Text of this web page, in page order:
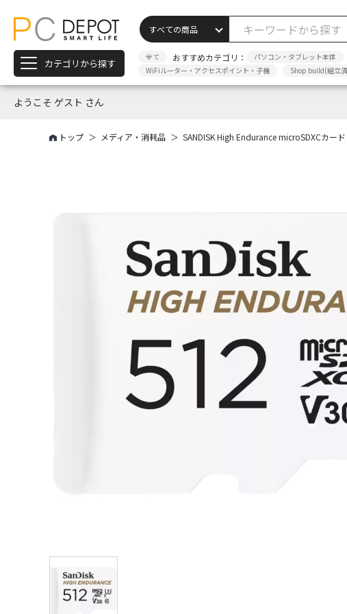
カテゴリから探す 全て おすすめカテゴリ： パソコン・タブレット本体
WiFiルーター・アクセスポイント・子機
Shop build(組立
ようこそ ゲスト さん
トップ メディア・消耗品 SANDISK High Endurance microSDXCカー